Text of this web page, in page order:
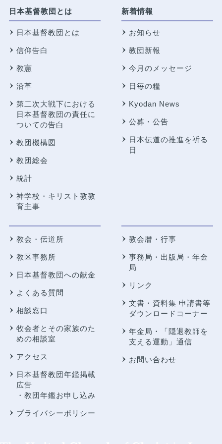
日本基督教団とは
日本基督教団とは
信仰告白
教憲
沿革
第二次大戦下における
日本基督教団の責任に
ついての告白
教団機構図
教団総会
統計
神学校・キリスト教教
育主事
新着情報
お知らせ
教団新報
今月のメッセージ
日毎の糧
Kyodan News
公募・公告
日本伝道の推進を祈る
日
教会・伝道所
教区事務所
日本基督教団への献金
よくある質問
相談窓口
牧会者とその家族のた
めの相談室
アクセス
日本基督教団年鑑掲載
広告
・教団年鑑お申し込み
プライバシーポリシー
教会暦・行事
事務局・出版局・年金
局
リンク
文書・資料集 申請書等
ダウンロードコーナー
年金局・
「隠退教師を
支える運動」通信
お問い合わせ